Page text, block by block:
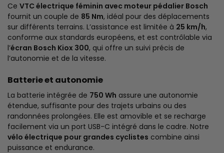
Ce VTC électrique féminin avec moteur pédalier Bosch
fournit un couple de 85 Nm, idéal pour des déplacements
sur différents terrains. L’assistance est limitée à 25 km/h,
conforme aux standards européens, et est contrôlable via
l’écran Bosch Kiox 300, qui offre un suivi précis de
l’autonomie et de la vitesse.
Batterie et autonomie
La batterie intégrée de 750 Wh assure une autonomie
étendue, suffisante pour des trajets urbains ou des
randonnées prolongées. Elle est amovible et se recharge
facilement via un port USB-C intégré dans le cadre. Notre
vélo électrique pour grandes cyclistes combine ainsi
puissance et endurance.